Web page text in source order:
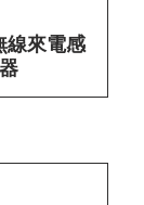
覽
線來電感